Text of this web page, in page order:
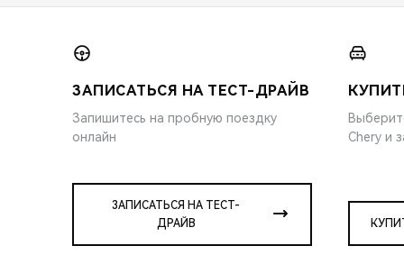
ЗАПИСАТЬСЯ НА ТЕСТ-ДРАЙВ
Запишитесь на пробную поездку
онлайн
ЗАПИСАТЬСЯ НА ТЕСТ-
ДРАЙВ
Chery и